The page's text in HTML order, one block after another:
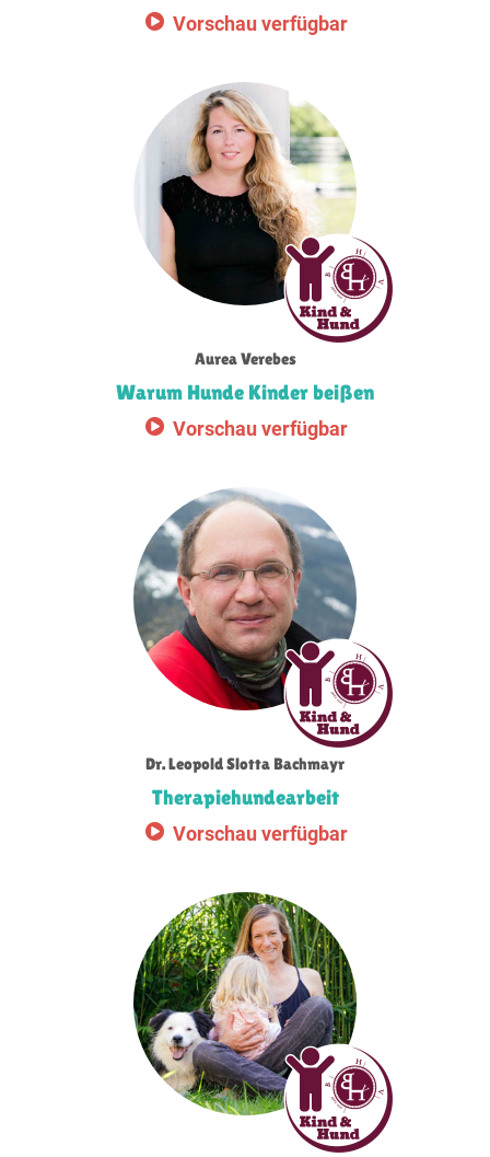
Vorschau verfügbar
Aurea Verebes
Warum Hunde Kinder beißen
Vorschau verfügbar
Dr. Leopold Slotta Bachmayr
Therapiehundearbeit
Vorschau verfügbar